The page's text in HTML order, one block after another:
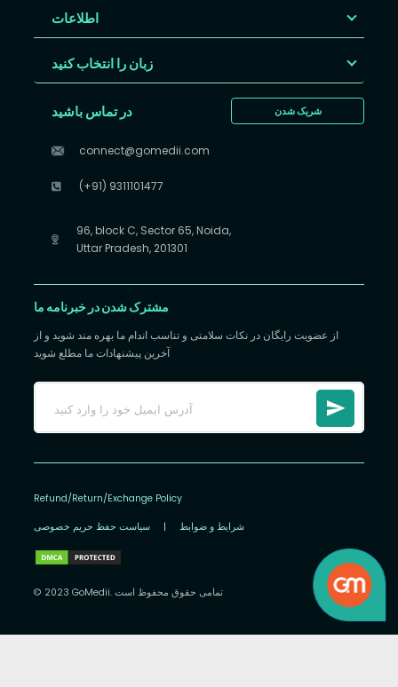
اطلاعات
زبان را انتخاب کنید
شریک شدن در تماس باشید
connect@gomedii.com
(+91) 9311101477
96, block C, Sector 65, Noida,
Uttar Pradesh, 201301
مشترک شدن در خبرنامه ما
از عضویت رایگان در نکات سلامتی و تناسب اندام ما بهره مند شوید و از
آخرین پیشنهادات ما مطلع شوید
Refund/Return/Exchange Policy
سیاست حفظ حریم خصوصی | شرایط و ضوابط
© 2023 GoMedii. تمامی حقوق محفوظ است